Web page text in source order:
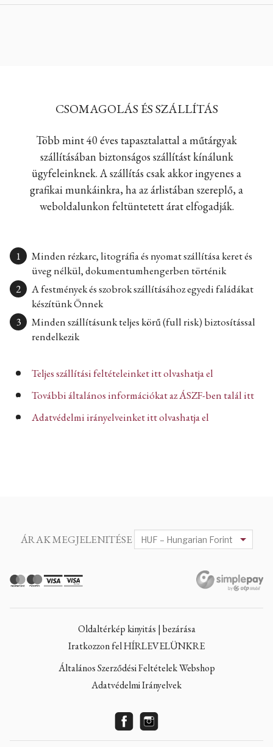
CSOMAGOLÁS ÉS SZÁLLÍTÁS
Több mint 40 éves tapasztalattal a műtárgyak
szállításában biztonságos szállítást kínálunk
ügyfeleinknek. A szállítás csak akkor ingyenes a
grafikai munkáinkra, ha az árlistában szereplő, a
weboldalunkon feltüntetett árat elfogadják.
Minden rézkarc, litográfia és nyomat szállítása keret és
üveg nélkül, dokumentumhengerben történik
A festmények és szobrok szállításához egyedi faládákat
készítünk Önnek
Minden szállításunk teljes körű (full risk) biztosítással
rendelkezik
Teljes szállítási feltételeinket itt olvashatja el
További általános információkat az ÁSZF-ben talál itt
Adatvédelmi irányelveinket itt olvashatja el
ÁRAK MEGJELENITÉSE
Oldaltérkép kinyitás | bezárása
Iratkozzon fel HÍRLEVELÜNKRE
Általános Szerződési Feltételek Webshop
Adatvédelmi Irányelvek